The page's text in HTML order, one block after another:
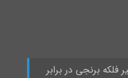
برنجی در برابر